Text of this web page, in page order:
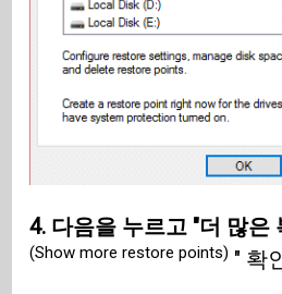
4. 다음을 누르고 "더 많은
(Show more restore points) " 확